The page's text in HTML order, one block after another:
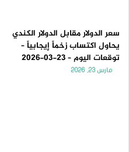
سعر الدولار مقابل الدولار الكندي
يحاول اكتساب زخماً إيجابياً –
توقعات اليوم – 23-03-2026
مارس 23, 2026